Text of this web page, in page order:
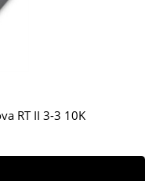
RT II 3-3 10K